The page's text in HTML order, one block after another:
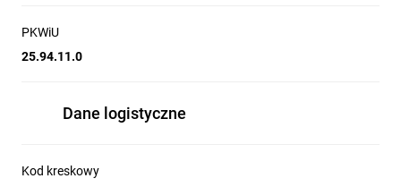
PKWiU
25.94.11.0
Dane logistyczne
Kod kreskowy